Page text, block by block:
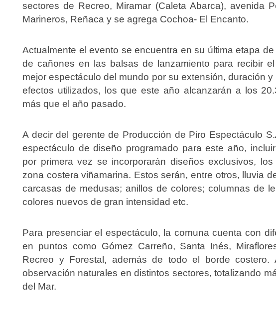
sectores de Recreo, Miramar (Caleta Abarca), avenida
Marineros, Reñaca y se agrega Cochoa- El Encanto.
Actualmente el evento se encuentra en su última etapa
de cañones en las balsas de lanzamiento para recibir
mejor espectáculo del mundo por su extensión, duración
efectos utilizados, los que este año alcanzarán a los
más que el año pasado.
A decir del gerente de Producción de Piro Espectáculo
espectáculo de diseño programado para este año,
por primera vez se incorporarán diseños exclusivos,
zona costera viñamarina. Estos serán, entre otros, lluvia
carcasas de medusas; anillos de colores; columnas de
colores nuevos de gran intensidad etc.
Para presenciar el espectáculo, la comuna cuenta con
en puntos como Gómez Carreño, Santa Inés,
Recreo y Forestal, además de todo el borde
observación naturales en distintos sectores, totalizando
del Mar.